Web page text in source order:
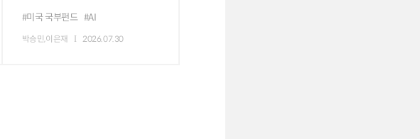
#미국 국부펀드 #AI
박승민,이은재 2026.07.30